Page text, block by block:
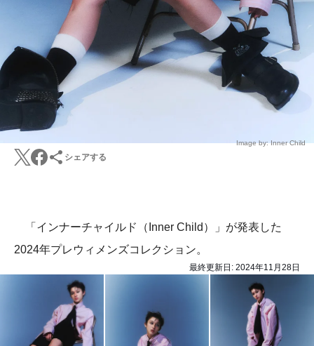
Image by: Inner Child
シェアする
「インナーチャイルド（Inner Child）」が発表した
2024年プレウィメンズコレクション。
最終更新日: 2024年11月28日